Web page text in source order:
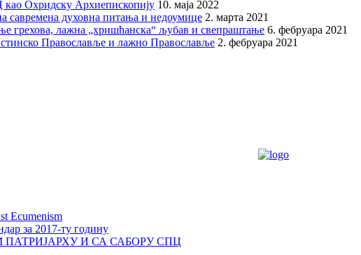
Охридску Архиепископију 10. маја 2022
савремена духовна питања и недоумице 2. марта 2021
грехова, лажна „хришћанска“ љубав и свепраштање 6. фебруара 2021
Православље и лажно Православље 2. фебруара 2021
Ecumenism
за 2017-ту годину
И СА САБОРУ СПЦ